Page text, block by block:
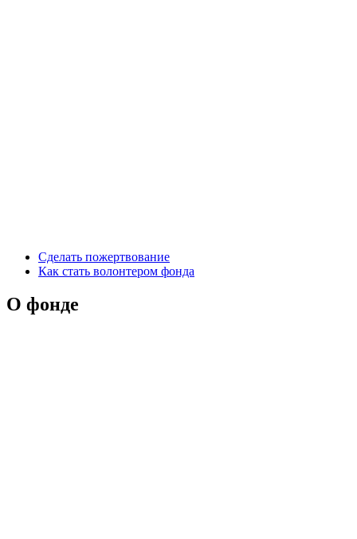
Сделать пожертвование
Как стать волонтером фонда
О фонде